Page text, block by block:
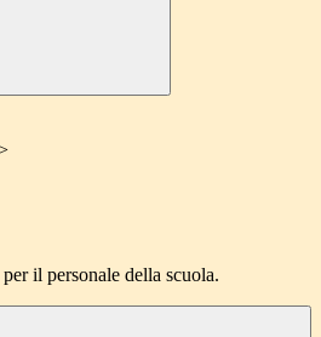
il personale della scuola.